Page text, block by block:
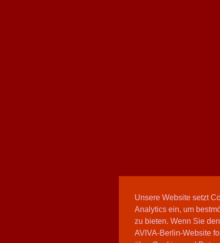
Unsere Website setzt
Analytics ein, um
zu bieten. Wenn Sie
AVIVA-Berlin-Website